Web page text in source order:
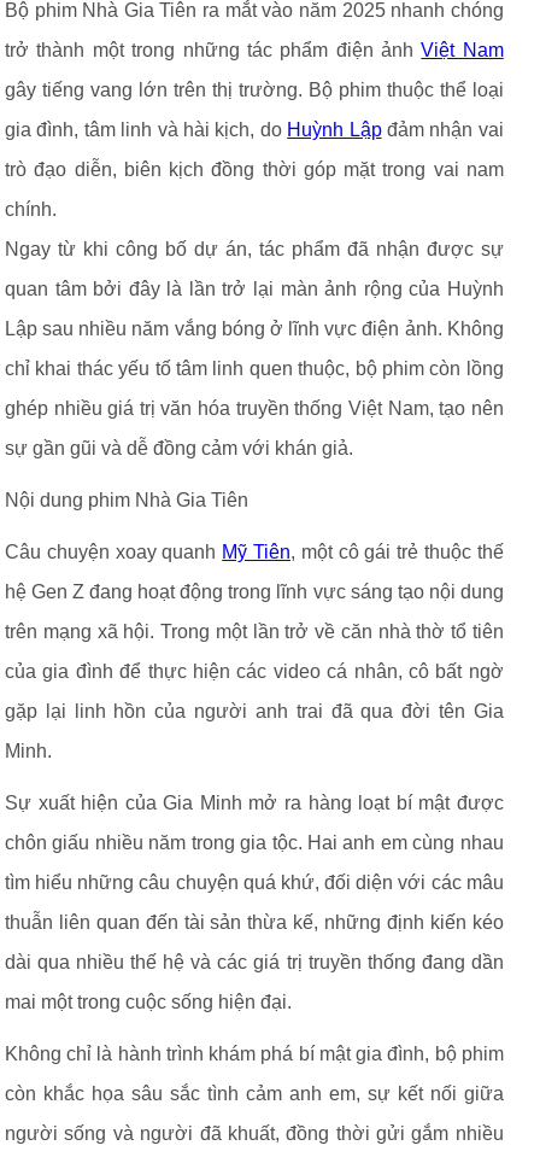
Bộ phim Nhà Gia Tiên ra mắt vào năm 2025 nhanh chóng
trở thành một trong những tác phẩm điện ảnhViệt Nam
gây tiếng vang lớn trên thị trường. Bộ phim thuộc thể loại
gia đình, tâm linh và hài kịch, do Huỳnh Lậpđảm nhận vai
trò đạo diễn, biên kịch đồng thời góp mặt trong vai nam
chính.
Ngay từ khi công bố dự án, tác phẩm đã nhận được sự
quan tâm bởi đây là lần trở lại màn ảnh rộng của Huỳnh
Lập sau nhiều năm vắng bóng ở lĩnh vực điện ảnh. Không
chỉ khai thác yếu tố tâm linh quen thuộc, bộ phim còn lồng
ghép nhiều giá trị văn hóa truyền thống Việt Nam, tạo nên
sự gần gũi và dễ đồng cảm với khán giả.
Nội dung phim Nhà Gia Tiên
Câu chuyện xoay quanh Mỹ Tiên, một cô gái trẻ thuộc thế
hệ Gen Z đang hoạt động trong lĩnh vực sáng tạo nội dung
trên mạng xã hội. Trong một lần trở về căn nhà thờ tổ tiên
của gia đình để thực hiện các video cá nhân, cô bất ngờ
gặp lại linh hồn của người anh trai đã qua đời tên Gia
Minh.
Sự xuất hiện của Gia Minh mở ra hàng loạt bí mật được
chôn giấu nhiều năm trong gia tộc. Hai anh em cùng nhau
tìm hiểu những câu chuyện quá khứ, đối diện với các mâu
thuẫn liên quan đến tài sản thừa kế, những định kiến kéo
dài qua nhiều thế hệ và các giá trị truyền thống đang dần
mai một trong cuộc sống hiện đại.
Không chỉ là hành trình khám phá bí mật gia đình, bộ phim
còn khắc họa sâu sắc tình cảm anh em, sự kết nối giữa
người sống và người đã khuất, đồng thời gửi gắm nhiều